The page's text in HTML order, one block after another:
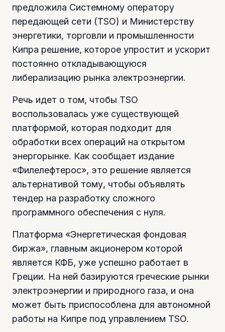
предложила Системному оператору
передающей сети (TSO) и Министерству
энергетики, торговли и промышленности
Кипра решение, которое упростит и ускорит
постоянно откладывающуюся
либерализацию рынка электроэнергии.
Речь идет о том, чтобы TSO
воспользовалась уже существующей
платформой, которая подходит для
обработки всех операций на открытом
энергорынке. Как сообщает издание
«Филелефтерос», это решение является
альтернативой тому, чтобы объявлять
тендер на разработку сложного
программного обеспечения с нуля.
Платформа «Энергетическая фондовая
биржа», главным акционером которой
является КФБ, уже успешно работает в
Греции. На ней базируются греческие рынки
электроэнергии и природного газа, и она
может быть приспособлена для автономной
работы на Кипре под управлением TSO.